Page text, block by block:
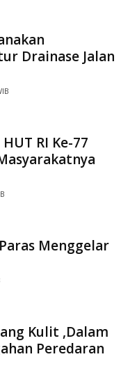
Drainase Jalan
RI Ke-77
Menggelar
Kulit ,Dalam
Peredaran